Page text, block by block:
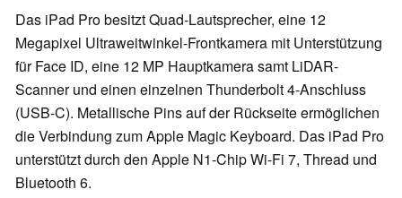
Das iPad Pro besitzt Quad-Lautsprecher, eine 12
Megapixel Ultraweitwinkel-Frontkamera mit Unterstützung
für Face ID, eine 12 MP Hauptkamera samt LiDAR-
Scanner und einen einzelnen Thunderbolt 4-Anschluss
(USB-C). Metallische Pins auf der Rückseite ermöglichen
die Verbindung zum Apple Magic Keyboard. Das iPad Pro
unterstützt durch den Apple N1-Chip Wi-Fi 7, Thread und
Bluetooth 6.